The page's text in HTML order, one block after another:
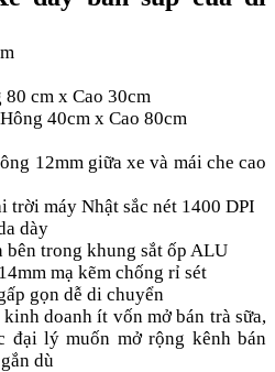
cm x Cao 30cm
40cm x Cao 80cm
12mm giữa xe và mái che cao
trời máy Nhật sắc nét 1400 DPI
dày
bên trong khung sắt ốp ALU
mạ kẽm chống rỉ sét
gọn dễ di chuyển
doanh ít vốn mở bán trà sữa,
đại lý muốn mở rộng kênh bán
dù